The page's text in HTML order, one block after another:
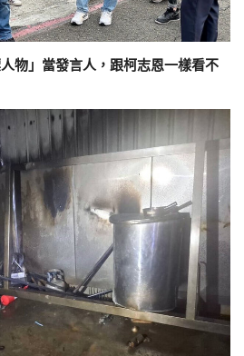
物」當發言人，跟柯志恩一樣看不